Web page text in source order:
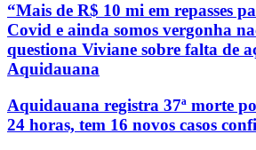
“Mais de R$ 10 mi em repasses
Covid e ainda somos vergonha
questiona Viviane sobre falta de
Aquidauana
Aquidauana registra 37ª morte
24 horas, tem 16 novos casos